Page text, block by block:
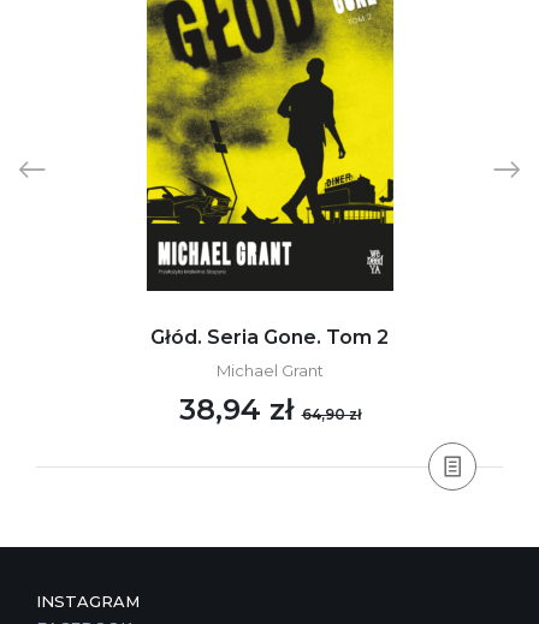
Głód. Seria Gone. Tom 2
Michael Grant
38,94 zł64,90 zł
INSTAGRAM